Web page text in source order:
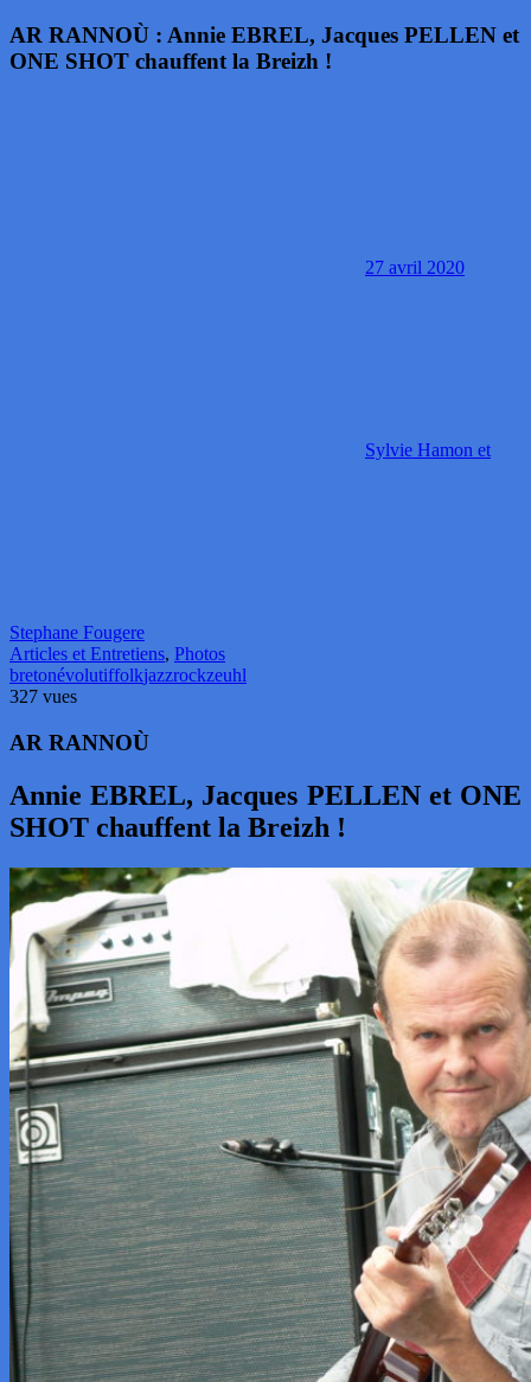
AR RANNOÙ : Annie EBREL, Jacques PELLEN et
ONE SHOT chauffent la Breizh !
27 avril 2020
Sylvie Hamon et
Stephane Fougere
Articles et Entretiens, Photos
bretonévolutiffolkjazzrockzeuhl
327 vues
AR RANNOÙ
Annie EBREL, Jacques PELLEN et ONE
SHOT chauffent la Breizh !